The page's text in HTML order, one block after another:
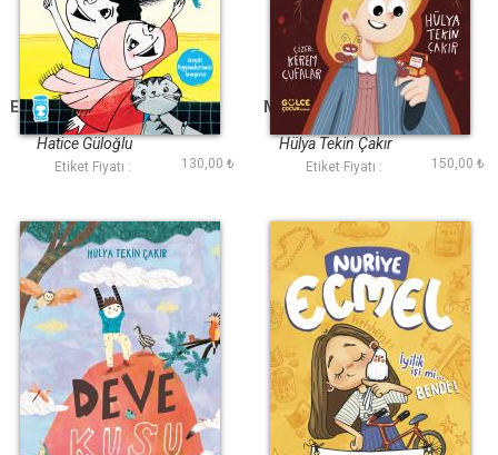
Elif İle Ahmetin Umre
Günlüğü
Hatice Güloğlu
Etiket Fiyatı : 130,00 ₺
Minik Ayaklar Büyük
Macera
Hülya Tekin Çakır
Etiket Fiyatı : 150,00 ₺